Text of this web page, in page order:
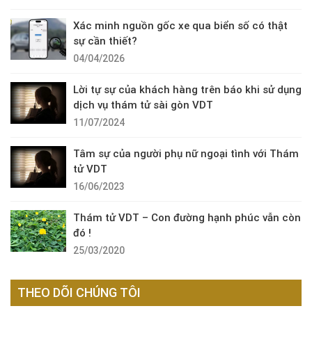
Xác minh nguồn gốc xe qua biển số có thật
sự cần thiết?
04/04/2026
Lời tự sự của khách hàng trên báo khi sử dụng
dịch vụ thám tử sài gòn VDT
11/07/2024
Tâm sự của người phụ nữ ngoại tình với Thám
tử VDT
16/06/2023
Thám tử VDT – Con đường hạnh phúc vẫn còn
đó !
25/03/2020
THEO DÕI CHÚNG TÔI